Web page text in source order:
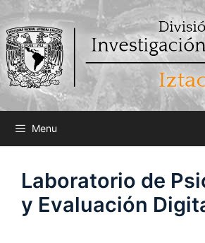
Saltar
contenido
Menu
Laboratorio de
y Evaluación